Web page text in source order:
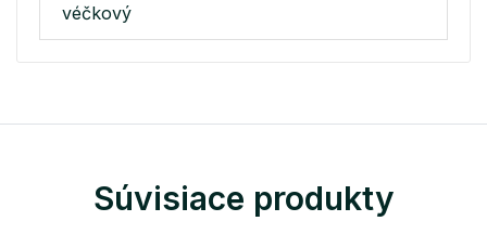
véčkový
Súvisiace produkty